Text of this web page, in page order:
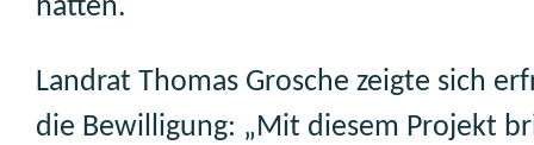
hatten.
Landrat Thomas Grosche zeigte sich
die Bewilligung: „Mit diesem Projekt